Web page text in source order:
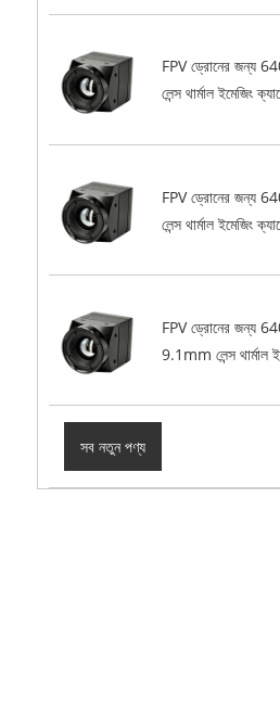
FPV ড্রোনের জন্য
লেন্স থার্মাল ইমেজিং
FPV ড্রোনের জন্য
লেন্স থার্মাল ইমেজিং
FPV ড্রোনের জন্য
9.1mm লেন্স থার্মাল
সব নতুন পণ্য